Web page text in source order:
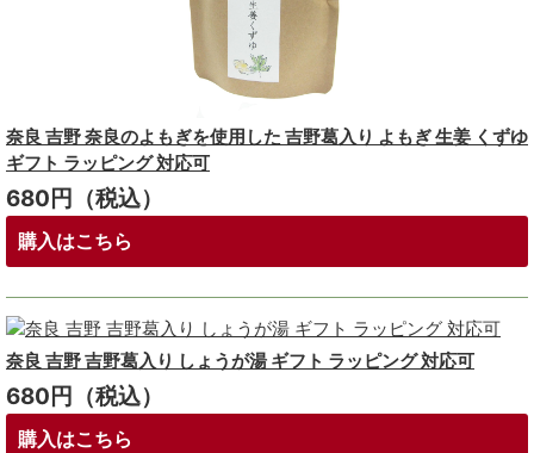
奈良 吉野 奈良のよもぎを使用した 吉野葛入り よもぎ 生姜 くずゆ
ギフト ラッピング 対応可
680円（税込）
購入はこちら
奈良 吉野 吉野葛入り しょうが湯 ギフト ラッピング 対応可
680円（税込）
購入はこちら